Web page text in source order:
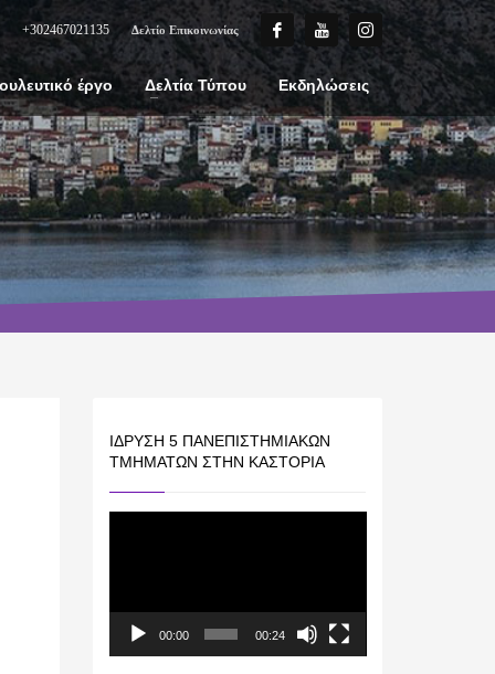
+302467021135 Δελτίο Επικοινωνίας
έργο Δελτία Τύπου Εκδηλώσεις
ΊΔΡΥΣΗ 5 ΠΑΝΕΠΙΣΤΗΜΙΑΚΏΝ
ΤΜΗΜΆΤΩΝ ΣΤΗΝ ΚΑΣΤΟΡΙΆ
00:00 00:24